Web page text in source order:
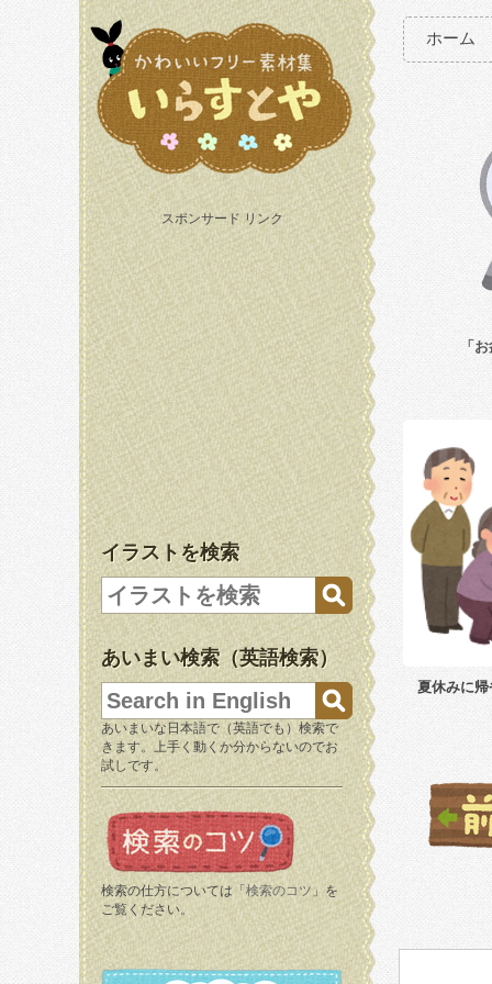
スポンサード リンク
イラストを検索
あいまい検索（英語検索）
あいまいな日本語で（英語でも）検索で
きます。上手く動くか分からないのでお
試しです。
検索の仕方については「 検索のコツ 」を
ご覧ください。
ホーム
「
夏休みに